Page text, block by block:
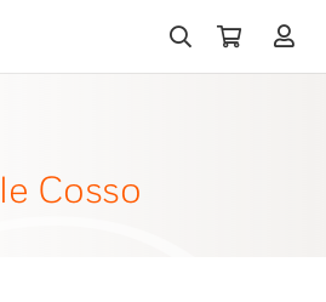
Cosso